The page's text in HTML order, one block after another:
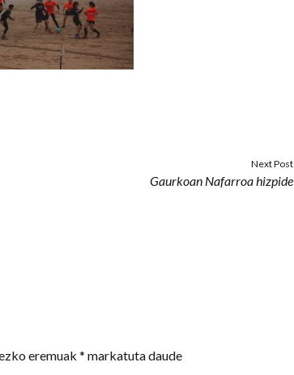
Next Post
Gaurkoan Nafarroa hizpide
eremuak* markatuta daude